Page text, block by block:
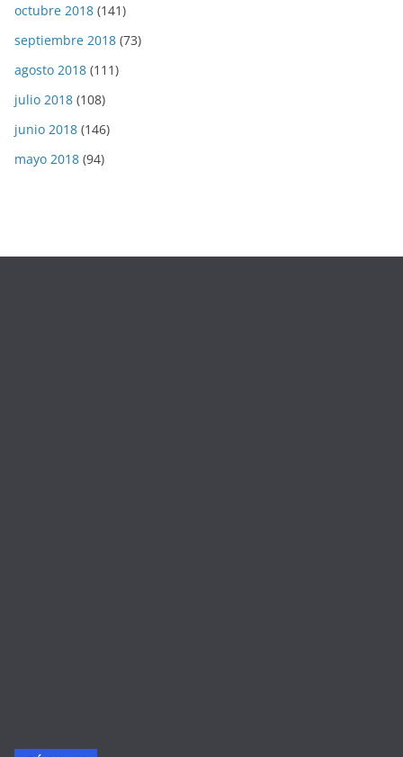
octubre 2018 (141)
septiembre 2018 (73)
agosto 2018 (111)
julio 2018 (108)
junio 2018 (146)
mayo 2018 (94)